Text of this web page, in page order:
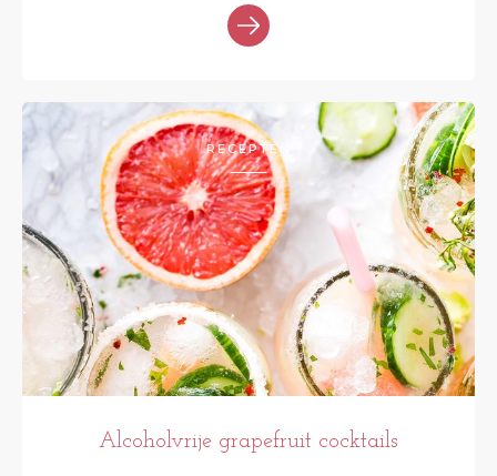
RECEPTEN
Alcoholvrije grapefruit cocktails